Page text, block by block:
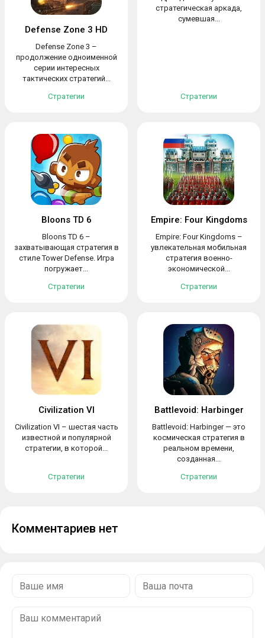
Defense Zone 3 HD
Defense Zone 3 –
продолжение одноименной
серии интересных
тактических стратегий...
Стратегии
стратегическая аркада,
сумевшая...
Стратегии
Bloons TD 6
Bloons TD 6 –
захватывающая стратегия в
стиле Tower Defense. Игра
погружает...
Стратегии
Empire: Four Kingdoms
Empire: Four Kingdoms –
увлекательная мобильная
стратегия военно-
экономической...
Стратегии
Civilization VI
Civilization VI – шестая часть
известной и популярной
стратегии, в которой...
Стратегии
Battlevoid: Harbinger
Battlevoid: Harbinger — это
космическая стратегия в
реальном времени,
созданная...
Стратегии
Комментариев нет